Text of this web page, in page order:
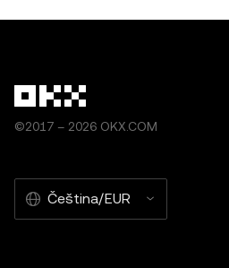
©2017 – 2026 OKX.COM
Čeština/EUR